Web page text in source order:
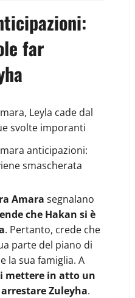
far
Leyla cade dal
svolte imporanti
anticipazioni:
smascherata
Amara segnalano
che Hakan si è
. Pertanto, crede che
parte del piano di
la sua famiglia. A
mettere in atto un
Zuleyha.